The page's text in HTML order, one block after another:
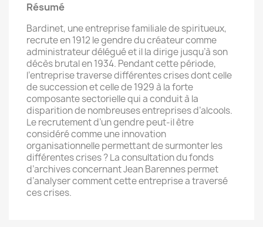
Résumé
Bardinet, une entreprise familiale de spiritueux,
recrute en 1912 le gendre du créateur comme
administrateur délégué et il la dirige jusqu’à son
décès brutal en 1934. Pendant cette période,
l’entreprise traverse différentes crises dont celle
de succession et celle de 1929 à la forte
composante sectorielle qui a conduit à la
disparition de nombreuses entreprises d’alcools.
Le recrutement d’un gendre peut-il être
considéré comme une innovation
organisationnelle permettant de surmonter les
différentes crises ? La consultation du fonds
d’archives concernant Jean Barennes permet
d’analyser comment cette entreprise a traversé
ces crises.